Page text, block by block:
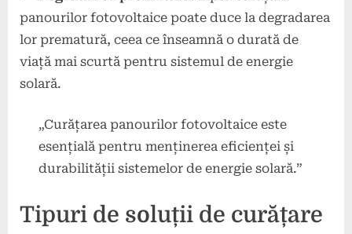
panourilor fotovoltaice poate duce la degradarea
lor prematură, ceea ce înseamnă o durată de
viață mai scurtă pentru sistemul de energie
solară.
„Curățarea panourilor fotovoltaice este
esențială pentru menținerea eficienței și
durabilității sistemelor de energie solară.”
Tipuri de soluții de curățare